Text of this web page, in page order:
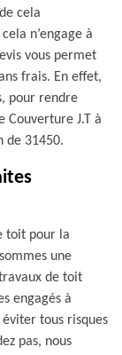
cela
n’engage à
vous permet
frais. En effet,
pour rendre
Couverture J.T à
de 31450.
toit pour la
une
de toit
engagés à
tous risques
pas, nous